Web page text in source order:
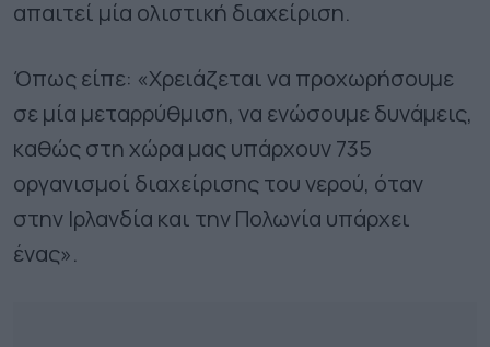
απαιτεί μία ολιστική διαχείριση.
Όπως είπε: «Χρειάζεται να προχωρήσουμε
σε μία μεταρρύθμιση, να ενώσουμε δυνάμεις,
καθώς στη χώρα μας υπάρχουν 735
οργανισμοί διαχείρισης του νερού, όταν
στην Ιρλανδία και την Πολωνία υπάρχει
ένας».